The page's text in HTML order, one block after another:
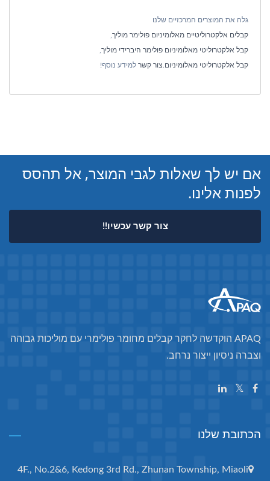
גלה את המוצרים המרכזיים שלנו
קבלים אלקטרוליטיים מאלומיניום פולימר מוליך
קבל אלקטרוליטי מאלומיניום פולימר היברידי מוליך
קבל אלקטרוליטי מאלומיניום צור קשר למידע נוסף!
אם יש לך שאלות לגבי המוצר, אל תהסס
לפנות אלינו.
צור קשר עכשיו!!
APAQ הוקדשה לחקר קבלים מחומר פולימרי עם מוליכות גבוהה
וצברה ניסיון ייצור נרחב.
הכתובת שלנו
4F., No.2&6, Kedong 3rd Rd., Zhunan Township, Miaoli